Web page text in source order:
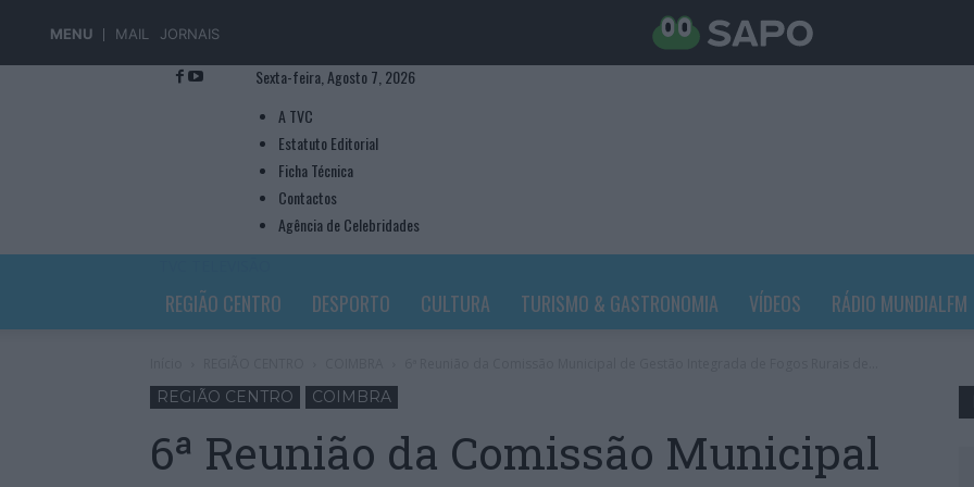
MENU MAIL JORNAIS
Sexta-feira, Agosto 7, 2026
A TVC
Estatuto Editorial
Ficha Técnica
Contactos
Agência de Celebridades
REGIÃO CENTRO DESPORTO CULTURA TURISMO & GASTRONOMIA VÍDEOS RÁDIO MUNDIALFM
REGIÃO CENTRO COIMBRA
6ª Reunião da Comissão Municipal